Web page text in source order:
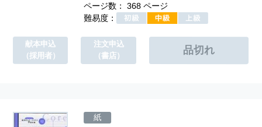
ページ数： 368 ページ
難易度：
献本申込
（採用者）
注文申込
（書店）
紙